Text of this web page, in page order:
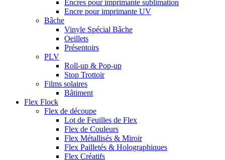
Encres pour imprimante sublimation
Encre pour imprimante UV
Bâche
Vinyle Spécial Bâche
Oeillets
Présentoirs
PLV
Roll-up & Pop-up
Stop Trottoir
Films solaires
Bâtiment
Flex Flock
Flex de découpe
Lot de Feuilles de Flex
Flex de Couleurs
Flex Métallisés & Miroir
Flex Pailletés & Holographiques
Flex Créatifs